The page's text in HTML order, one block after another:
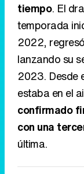
tiempo. El
temporada
2022,
lanzando su
2023. Desde
estaba en el
confirmado
con una
última.